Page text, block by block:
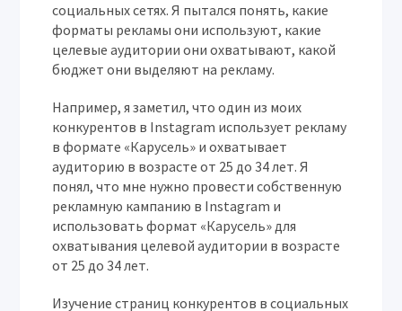
социальных сетях. Я пытался понять, какие
форматы рекламы они используют, какие
целевые аудитории они охватывают, какой
бюджет они выделяют на рекламу.
Например, я заметил, что один из моих
конкурентов в Instagram использует рекламу
в формате «Карусель» и охватывает
аудиторию в возрасте от 25 до 34 лет. Я
понял, что мне нужно провести собственную
рекламную кампанию в Instagram и
использовать формат «Карусель» для
охватывания целевой аудитории в возрасте
от 25 до 34 лет.
Изучение страниц конкурентов в социальных